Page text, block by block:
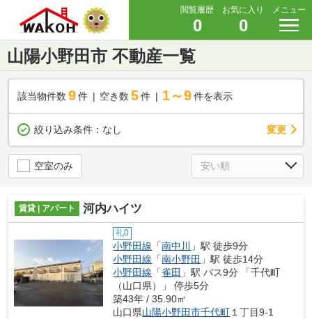
閲覧履歴
0
お気に入り
0
メニュー
山陽小野田市 不動産一覧
該当物件数 9件 空き数 5 件 1～9 件を表示
絞り込み条件： なし 変更
空室のみ
賃貸 | アパート 河内ハイツ
礼0
小野田線 「南中川
」駅 徒歩9分
小野田線 「南小野田 」駅 徒歩14分
小野田線 「雀田 」駅 バス9分 「千代町
（山口県）」 停歩5分
築43年 / 35.90㎡
山口県山陽小野田市千代町１丁目9-1